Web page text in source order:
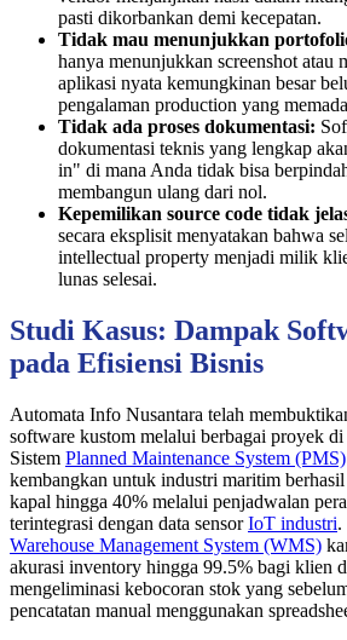
pasti dikorbankan demi kecepatan.
Tidak mau menunjukkan
hanya menunjukkan screenshot atau
aplikasi nyata kemungkinan besar
pengalaman production yang
Tidak ada proses dokumentasi:
dokumentasi teknis yang lengkap
in" di mana Anda tidak bisa
membangun ulang dari nol.
Kepemilikan source code tidak
secara eksplisit menyatakan bahwa
intellectual property menjadi milik
lunas selesai.
Studi Kasus: Dampak
pada Efisiensi Bisnis
Automata Info Nusantara telah
software kustom melalui berbagai proyek
Sistem Planned Maintenance System (PMS)
kembangkan untuk industri maritim
kapal hingga 40% melalui penjadwalan
terintegrasi dengan data sensorIoT industri.
Warehouse Management System (WMS)
akurasi inventory hingga 99.5% bagi klien
mengeliminasi kebocoran stok yang
pencatatan manual menggunakan